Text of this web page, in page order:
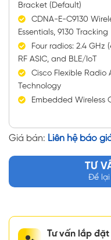
Bracket (Default)
CDNA-E-C9130
Essentials, 9130 Tracking
Four radios: 2.4 GHz
RF ASIC, and BLE/IoT
Cisco Flexible Radio
Technology
Embedded Wireless
Giá bán: Liên hệ báo
TƯ
Để lại
Tư vấn lắp đặt